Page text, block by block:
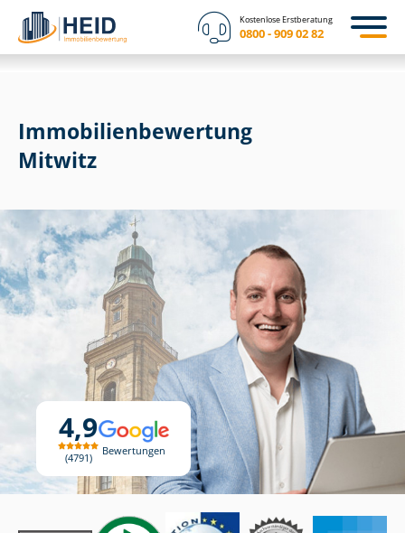
Kostenlose Erstberatung
0800 - 909 02 82
4,9
4791
Bewertungen
Immobilien­bewertung
Mitwitz